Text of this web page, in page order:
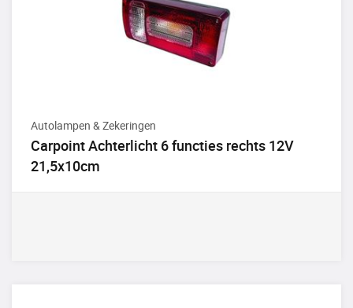
Autolampen & Zekeringen
Carpoint Achterlicht 6 functies rechts 12V
21,5x10cm